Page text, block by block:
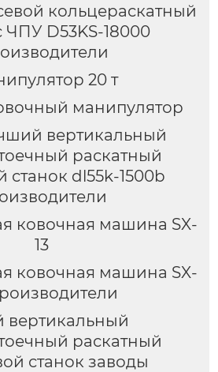
кольцераскатный
ЧПУ D53KS-18000
20 т
манипулятор
вертикальный
раскатный
станок dl55k-1500b
ковочная машина SX-
13
ковочная машина SX-
вертикальный
раскатный
станок заводы